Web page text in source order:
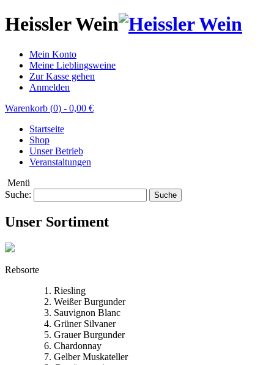
Heissler Wein
Mein Konto
Meine Lieblingsweine
Zur Kasse gehen
Anmelden
Warenkorb (0) - 0,00 €
Startseite
Shop
Unser Betrieb
Veranstaltungen
Menü
Suche:
Suche
Unser Sortiment
Rebsorte
Riesling
Weißer Burgunder
Sauvignon Blanc
Grüner Silvaner
Grauer Burgunder
Chardonnay
Gelber Muskateller